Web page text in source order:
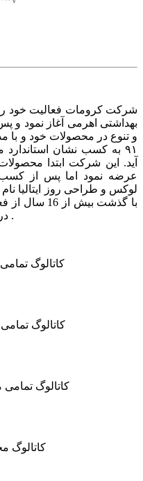
و تنوع در محصولات خود و
آید. این شرکت ابتدا
عرضه نمود اما پس از
لوکس و طراحی روز ایتالیا
با گذشت بیش
در جهت تولید شیرآلات بهداشتی بردارد .
کاتالوگ
کاتالوگ
کاتالوگ
کاتالوگ